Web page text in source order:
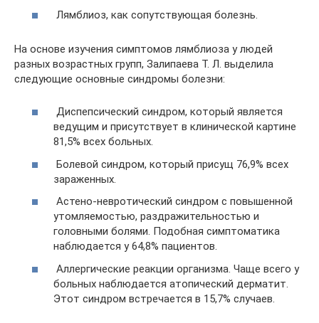
Лямблиоз, как сопутствующая болезнь.
На основе изучения симптомов лямблиоза у людей
разных возрастных групп, Залипаева Т. Л. выделила
следующие основные синдромы болезни:
Диспепсический синдром, который является
ведущим и присутствует в клинической картине
81,5% всех больных.
Болевой синдром, который присущ 76,9% всех
зараженных.
Астено-невротический синдром с повышенной
утомляемостью, раздражительностью и
головными болями. Подобная симптоматика
наблюдается у 64,8% пациентов.
Аллергические реакции организма. Чаще всего у
больных наблюдается атопический дерматит.
Этот синдром встречается в 15,7% случаев.